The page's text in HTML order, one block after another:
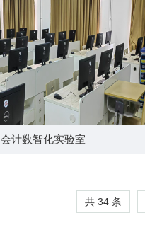
会计数智化实验室
共 34 条